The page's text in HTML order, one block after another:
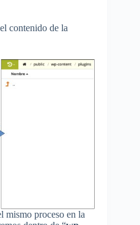
contenido de la
mismo proceso en la